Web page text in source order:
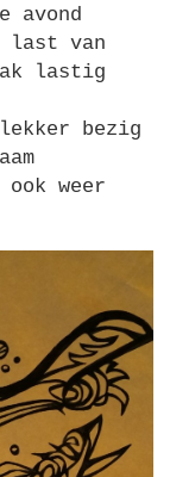
avond
last van
lastig
bezig
ook weer